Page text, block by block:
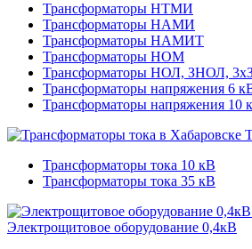
Трансформаторы НТМИ
Трансформаторы НАМИ
Трансформаторы НАМИТ
Трансформаторы НОМ
Трансформаторы НОЛ, ЗНОЛ,
Трансформаторы напряжения 6
Трансформаторы напряжения 10
Трансформаторы тока 10 кВ
Трансформаторы тока 35 кВ
Электрощитовое оборудование 0,4кВ